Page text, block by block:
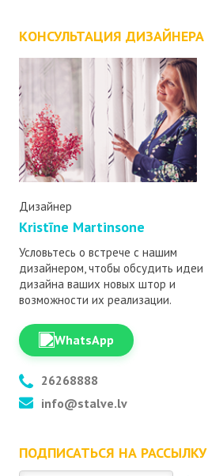
КОНСУЛЬТАЦИЯ ДИЗАЙНЕРА
Дизайнер
Kristīne Martinsone
Условьтесь о встрече с нашим
дизайнером, чтобы обсудить идеи
дизайна ваших новых штор и
возможности их реализации.
WhatsApp
26268888
info@stalve.lv
ПОДПИСАТЬСЯ НА РАССЫЛКУ